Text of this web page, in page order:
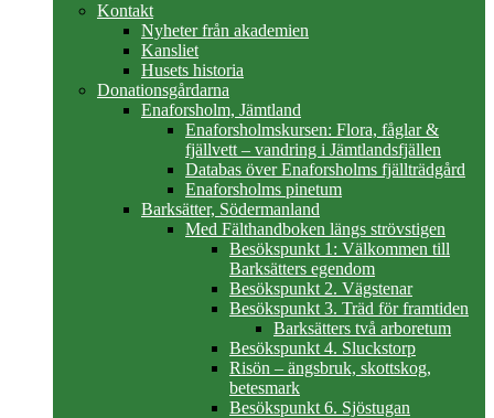
Kontakt
Nyheter från akademien
Kansliet
Husets historia
Donationsgårdarna
Enaforsholm, Jämtland
Enaforsholmskursen: Flora, fåglar &
fjällvett – vandring i Jämtlandsfjällen
Databas över Enaforsholms fjällträdgård
Enaforsholms pinetum
Barksätter, Södermanland
Med Fälthandboken längs strövstigen
Besökspunkt 1: Välkommen till
Barksätters egendom
Besökspunkt 2. Vägstenar
Besökspunkt 3. Träd för framtiden
Barksätters två arboretum
Besökspunkt 4. Sluckstorp
Risön – ängsbruk, skottskog,
betesmark
Besökspunkt 6. Sjöstugan